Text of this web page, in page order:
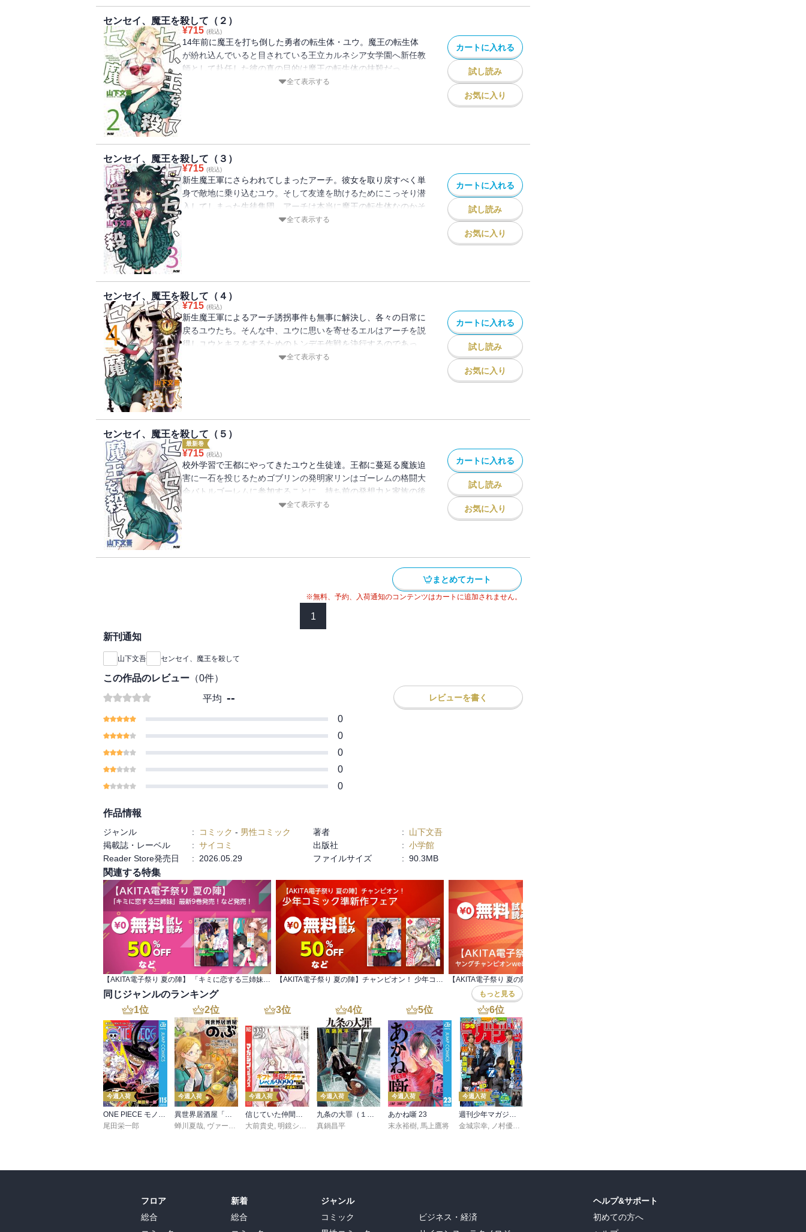
センセイ、魔王を殺して（２）
¥715 (税込)
14年前に魔王を打ち倒した勇者の転生体・ユウ。魔王の転生体
が紛れ込んでいると目されている王立カルネシア女学園へ新任教
師として赴任した彼の真の目的は魔王の転生体の抹殺だっ
た・・・。一部の生徒との交流も始まり順調に学園へ馴染み始め
全て表示する
カートに入れる
試し読み
お気に入り
センセイ、魔王を殺して（３）
¥715 (税込)
新生魔王軍にさらわれてしまったアーチ。彼女を取り戻すべく単
身で敵地に乗り込むユウ。そして友達を助けるためにこっそり潜
入してしまった生徒集団。アーチは本当に魔王の転生体なのかそ
れとも…？それぞれの思惑が交差するアーチ奪還作戦の結末は。
全て表示する
カートに入れる
試し読み
お気に入り
センセイ、魔王を殺して（４）
¥715 (税込)
新生魔王軍によるアーチ誘拐事件も無事に解決し、各々の日常に
戻るユウたち。そんな中、ユウに思いを寄せるエルはアーチを説
得しユウとキスをするためのトンデモ作戦を決行するのであっ
た…。他にも純情なヤンキーユニコーンギャル・3度の飯よりイ
全て表示する
カートに入れる
試し読み
お気に入り
センセイ、魔王を殺して（５）
最新巻
¥715 (税込)
校外学習で王都にやってきたユウと生徒達。王都に蔓延る魔族迫
害に一石を投じるためゴブリンの発明家リンはゴーレムの格闘大
会バトルゴーレムに参加することに。持ち前の発想力と家族の後
押しで勝ち続けるリンだったが…一方でユウとその過去を知る黒
全て表示する
カートに入れる
試し読み
お気に入り
まとめてカート
※無料、予約、入荷通知のコンテンツはカートに追加されません。
1
新刊通知
山下文吾 センセイ、魔王を殺して
この作品のレビュー （0件）
平均 -- レビューを書く
0
0
0
0
0
作品情報
ジャンル : コミック - 男性コミック 著者 :
山下文吾
掲載誌・レーベル
: サイコミ 出版社 : 小学館
Reader Store発売日
: 2026.05.29 ファイルサイズ : 90.3MB
関連する特集
【AKITA電子祭り 夏の陣】 「キミに恋する三姉妹」最新9巻発売！など発売！ 【AKITA電子祭り 夏の陣】チャンピオン！ 少年コミック準新作フェア
同じジャンルのランキング もっと見る
1位
今週入荷
ONE PIECE モノクロ版 115
尾田栄一郎
2位
今週入荷
異世界居酒屋「のぶ」(22)
蝉川夏哉, ヴァージニア二等兵 ,転
3位
今週入荷
信じていた仲間達にダンジョン奥地で殺されかけたがギフト『無限ガチャ』でレベル９９９９の仲間達を手に入れて元パーティーメンバーと世界に復讐＆『ざまぁ！』します！（２３）
大前貴史 ,明鏡シスイ ,ｔｅｆ
4位
今週入荷
九条の大罪（１７）
真鍋昌平
5位
今週入荷
あかね噺 23
末永裕樹, 馬上鷹将
6位
今週入荷
週刊少年マガジン 2026年36・37号[2026年8月5日発売]
金城宗幸, ノ村優介
フロア
総合
新着
総合
ジャンル
コミック
ビジネス・経済
ヘルプ&サポート
初めての方へ